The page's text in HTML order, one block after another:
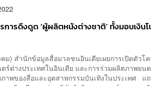
ารดึงดูด ‘ผู้ผลิตหนังต่างชาติ’ ทั้งมอบเงิน
ม) สำนักข้อมูลสื่อมวลชนอินเดียเผยการเปิดตัวโค
ร์ต่างประเทศในอินเดีย และการร่วมผลิตภาพยน
าพของสื่อและอุตสาหกรรมบันเทิงในประเทศ แ